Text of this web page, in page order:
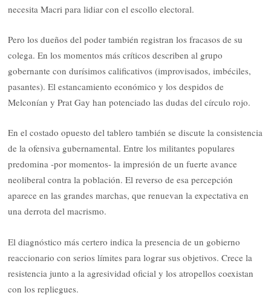
necesita Macri para lidiar con el escollo electoral.
Pero los dueños del poder también registran los fracasos de su
colega. En los momentos más críticos describen al grupo
gobernante con durísimos calificativos (improvisados,imbéciles,
pasantes). El estancamiento económico y los despidos de
Melconían y Prat Gay han potenciado las dudas del círculo rojo.
En el costado opuesto del tablero también se discute la consistencia
de la ofensiva gubernamental. Entre los militantes populares
predomina -por momentos- la impresión de un fuerte avance
neoliberal contra la población. El reverso de esa percepción
aparece en las grandes marchas, que renuevan la expectativa en
una derrota del macrismo.
El diagnóstico más certero indica la presencia de un gobierno
reaccionario con serios límites para lograr sus objetivos. Crece la
resistencia junto a la agresividad oficial y los atropellos coexistan
con los repliegues.